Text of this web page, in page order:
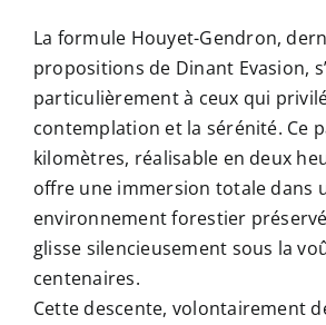
La formule Houyet-Gendron,
propositions de Dinant Evasion,
particulièrement à ceux qui
contemplation et la sérénité. Ce
kilomètres, réalisable en deux
offre une immersion totale dans
environnement forestier
glisse silencieusement sous la
centenaires.
Cette descente, volontairement